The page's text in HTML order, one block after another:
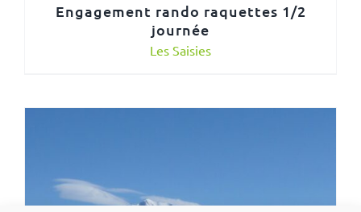
Engagement rando raquettes 1/2
journée
Les Saisies